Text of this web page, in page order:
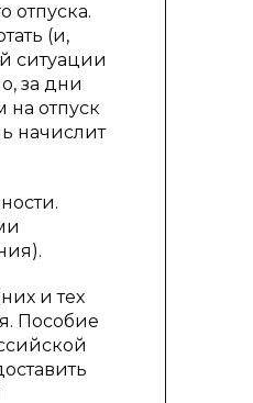
отпуска.
(и,
ситуации
за дни
на отпуск
начислит
и тех
Пособие